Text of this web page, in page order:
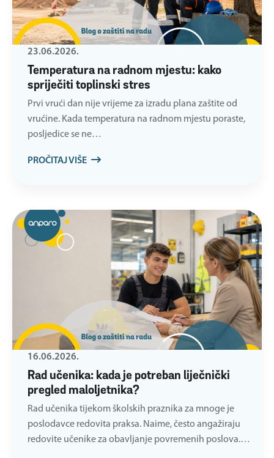
Temperatura na radnom mjestu: kako
spriječiti toplinski stres
23.06.2026.
Prvi vrući dan nije vrijeme za izradu plana zaštite od
vrućine. Kada temperatura na radnom mjestu poraste,
posljedice se ne…
PROČITAJ VIŠE
Rad učenika: kada je potreban liječnički
pregled maloljetnika?
16.06.2026.
Rad učenika tijekom školskih praznika za mnoge je
poslodavce redovita praksa. Naime, često angažiraju
redovite učenike za obavljanje povremenih poslova.…